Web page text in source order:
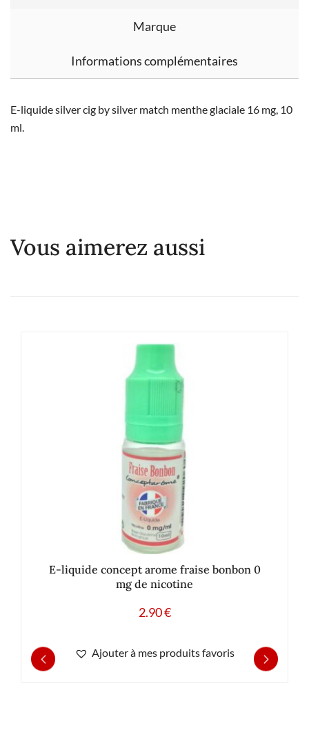
Marque
Informations complémentaires
E-liquide silver cig by silver match menthe glaciale 16 mg, 10
ml.
Vous aimerez aussi
E-liquide concept arome fraise bonbon 0
mg de nicotine
2.90€
Ajouter à mes produits favoris